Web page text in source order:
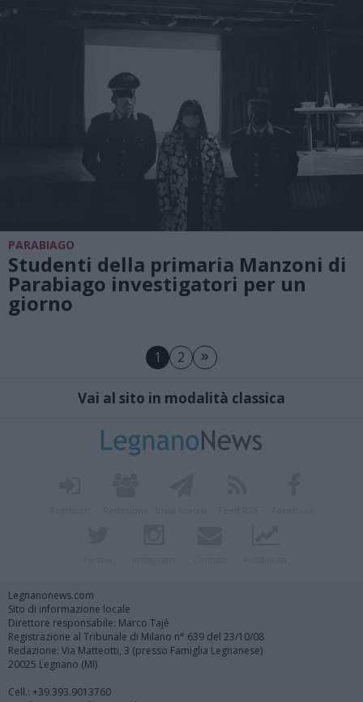
PARABIAGO
Studenti della primaria Manzoni di
Parabiago investigatori per un
giorno
1 2 »
Vai al sito in modalità classica
Legnanonews.com
Sito di informazione locale
Direttore responsabile: Marco Tajè
Registrazione al Tribunale di Milano n° 639 del 23/10/08
Redazione: Via Matteotti, 3 (presso Famiglia Legnanese)
20025 Legnano (MI)
Cell.: +39.393.9013760